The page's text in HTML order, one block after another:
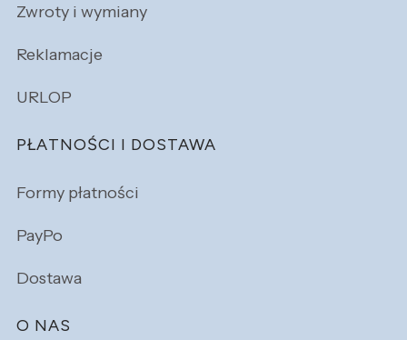
Zwroty i wymiany
Reklamacje
URLOP
PŁATNOŚCI I DOSTAWA
Formy płatności
PayPo
Dostawa
O NAS